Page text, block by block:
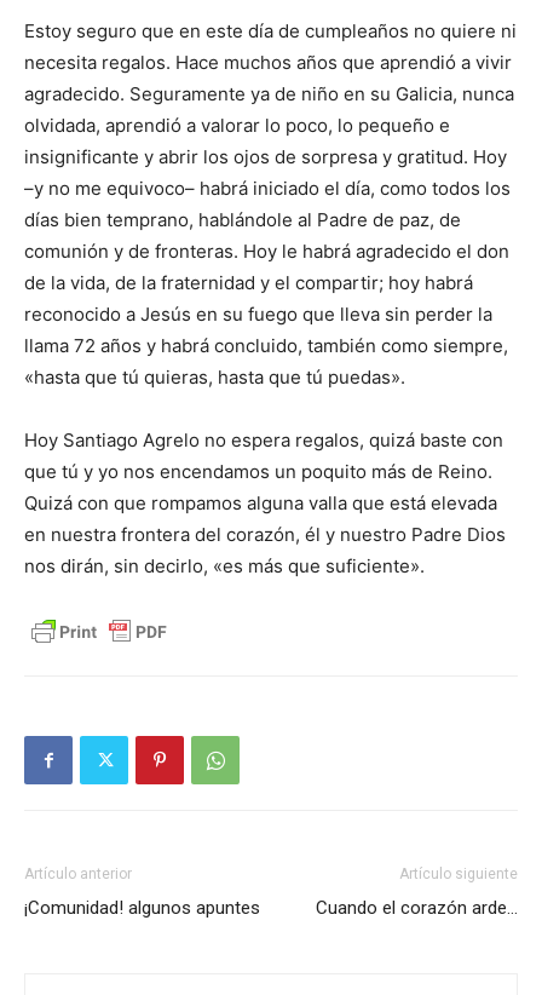
Estoy seguro que en este día de cumpleaños no quiere ni
necesita regalos. Hace muchos años que aprendió a vivir
agradecido. Seguramente ya de niño en su Galicia, nunca
olvidada, aprendió a valorar lo poco, lo pequeño e
insignificante y abrir los ojos de sorpresa y gratitud. Hoy
–y no me equivoco– habrá iniciado el día, como todos los
días bien temprano, hablándole al Padre de paz, de
comunión y de fronteras. Hoy le habrá agradecido el don
de la vida, de la fraternidad y el compartir; hoy habrá
reconocido a Jesús en su fuego que lleva sin perder la
llama 72 años y habrá concluido, también como siempre,
«hasta que tú quieras, hasta que tú puedas».
Hoy Santiago Agrelo no espera regalos, quizá baste con
que tú y yo nos encendamos un poquito más de Reino.
Quizá con que rompamos alguna valla que está elevada
en nuestra frontera del corazón, él y nuestro Padre Dios
nos dirán, sin decirlo, «es más que suficiente».
Artículo anterior
¡Comunidad! algunos apuntes
Artículo siguiente
Cuando el corazón arde…